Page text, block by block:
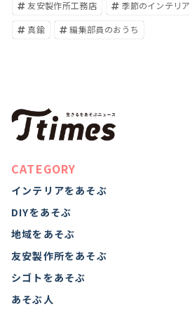
友安製作所工務店
季節のインテリア
真鍮
編集部員のおうち
CATEGORY
インテリアをあそぶ
DIYをあそぶ
地域をあそぶ
友安製作所をあそぶ
シゴトをあそぶ
あそぶ人